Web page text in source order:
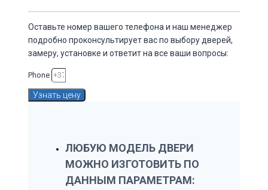
Оставьте номер вашего телефона и наш менеджер
подробно проконсультирует вас по выбору дверей,
замеру, установке и ответит на все ваши вопросы:
Phone
Узнать цену
ЛЮБУЮ МОДЕЛЬ ДВЕРИ
МОЖНО ИЗГОТОВИТЬ ПО
ДАННЫМ ПАРАМЕТРАМ: